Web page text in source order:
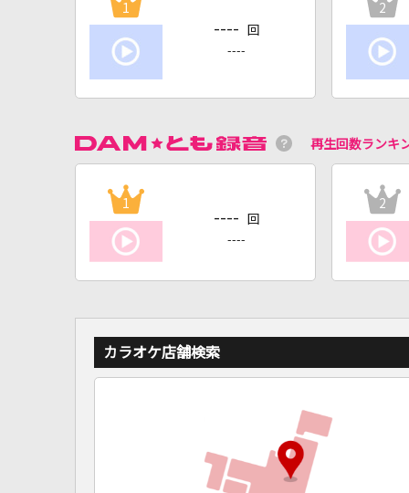
1
---- 回
----
2
再生回数ランキ
1
---- 回
----
2
カラオケ店舗検索